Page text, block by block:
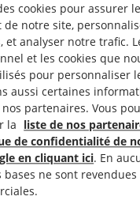
la Syrie pour
mais
suis en prison »
syrien de 20 ans, détenu dans
Lesbos, 5-04-16
cookies pour assurer
notre site,
et analyser notre trafic.
et les cookies que
pour personnaliser
aussi certaines
partenaires. Vous
la liste de nos
de confidentialité de
en cliquant ici. En
bases ne sont